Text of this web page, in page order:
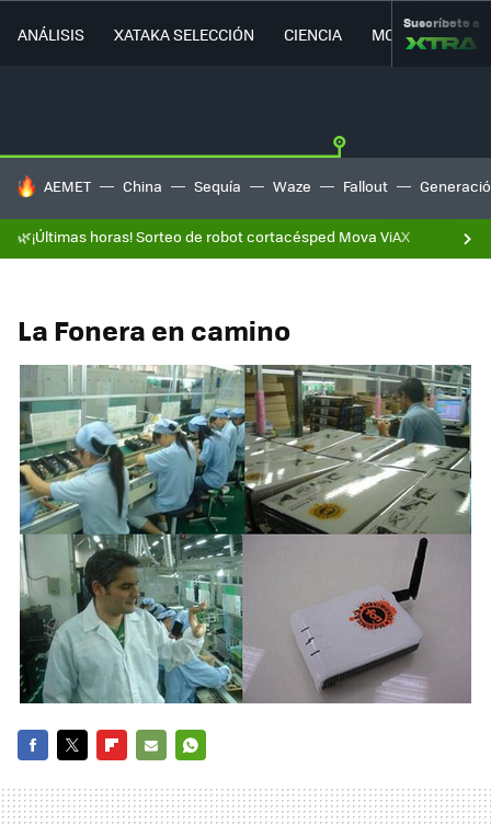
ANÁLISIS XATAKA SELECCIÓN CIENCIA MOVILIDAD
Suscríbete a
HOY SE HABLA DE
AEMET China Sequía Waze Fallout
🌿¡Últimas horas! Sorteo de robot cortacésped Mova ViAX
La Fonera en camino
MAIL